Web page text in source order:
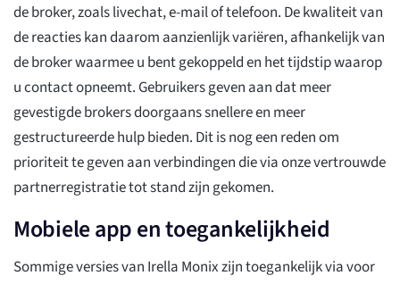
de broker, zoals livechat, e-mail of telefoon. De kwaliteit van
de reacties kan daarom aanzienlijk variëren, afhankelijk van
de broker waarmee u bent gekoppeld en het tijdstip waarop
u contact opneemt. Gebruikers geven aan dat meer
gevestigde brokers doorgaans snellere en meer
gestructureerde hulp bieden. Dit is nog een reden om
prioriteit te geven aan verbindingen die via onze vertrouwde
partnerregistratie tot stand zijn gekomen.
Mobiele app en toegankelijkheid
Sommige versies van Irella Monix zijn toegankelijk via voor